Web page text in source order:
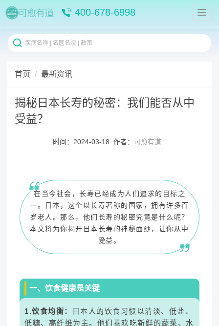
400-678-6998
首页 最新资讯
揭秘日本长寿的秘密：我们能否从中
受益？
时间：2024-03-18 作者： 可愈有道
在当今社会，长寿已经成为人们追求的目标之
一。日本，这个以长寿著称的国家，拥有许多百
岁老人。那么，他们长寿的秘密究竟是什么呢？
本文将为你揭开日本长寿的神秘面纱，让你从中
受益。
一、饮食健康是关键
1.饮食均衡：
日本人的饮食习惯以清淡、低盐、
低糖、高纤维为主。他们喜欢吃新鲜的蔬菜、水